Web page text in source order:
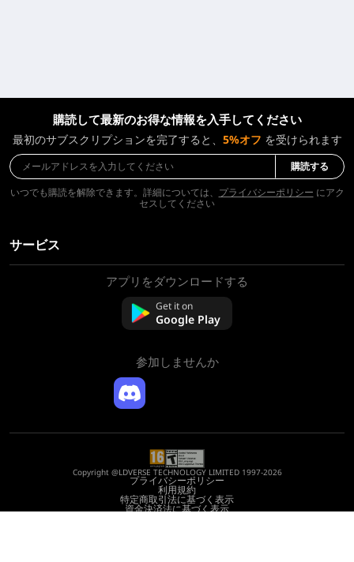
購読して最新のお得な情報を入手してください
最初のサブスクリプションを完了すると、 5%オフ を受けられます
購読する
いつでも購読を解除できます。詳細については、 プライバシーポリシー にアク
セスしてください
サービス
アプリをダウンロードする
Get it on
Google Play
参加しませんか
Copyright @LDVERSE TECHNOLOGY LIMITED 1997-2026
プライバシーポリシー
利用規約
特定商取引法に基づく表示
資金決済法に基づく表示